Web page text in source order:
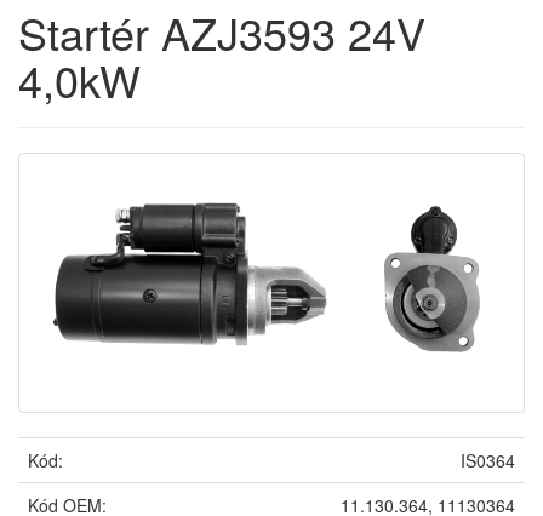
Startér AZJ3593 24V
4,0kW
Kód:
IS0364
Kód OEM:
11.130.364, 11130364